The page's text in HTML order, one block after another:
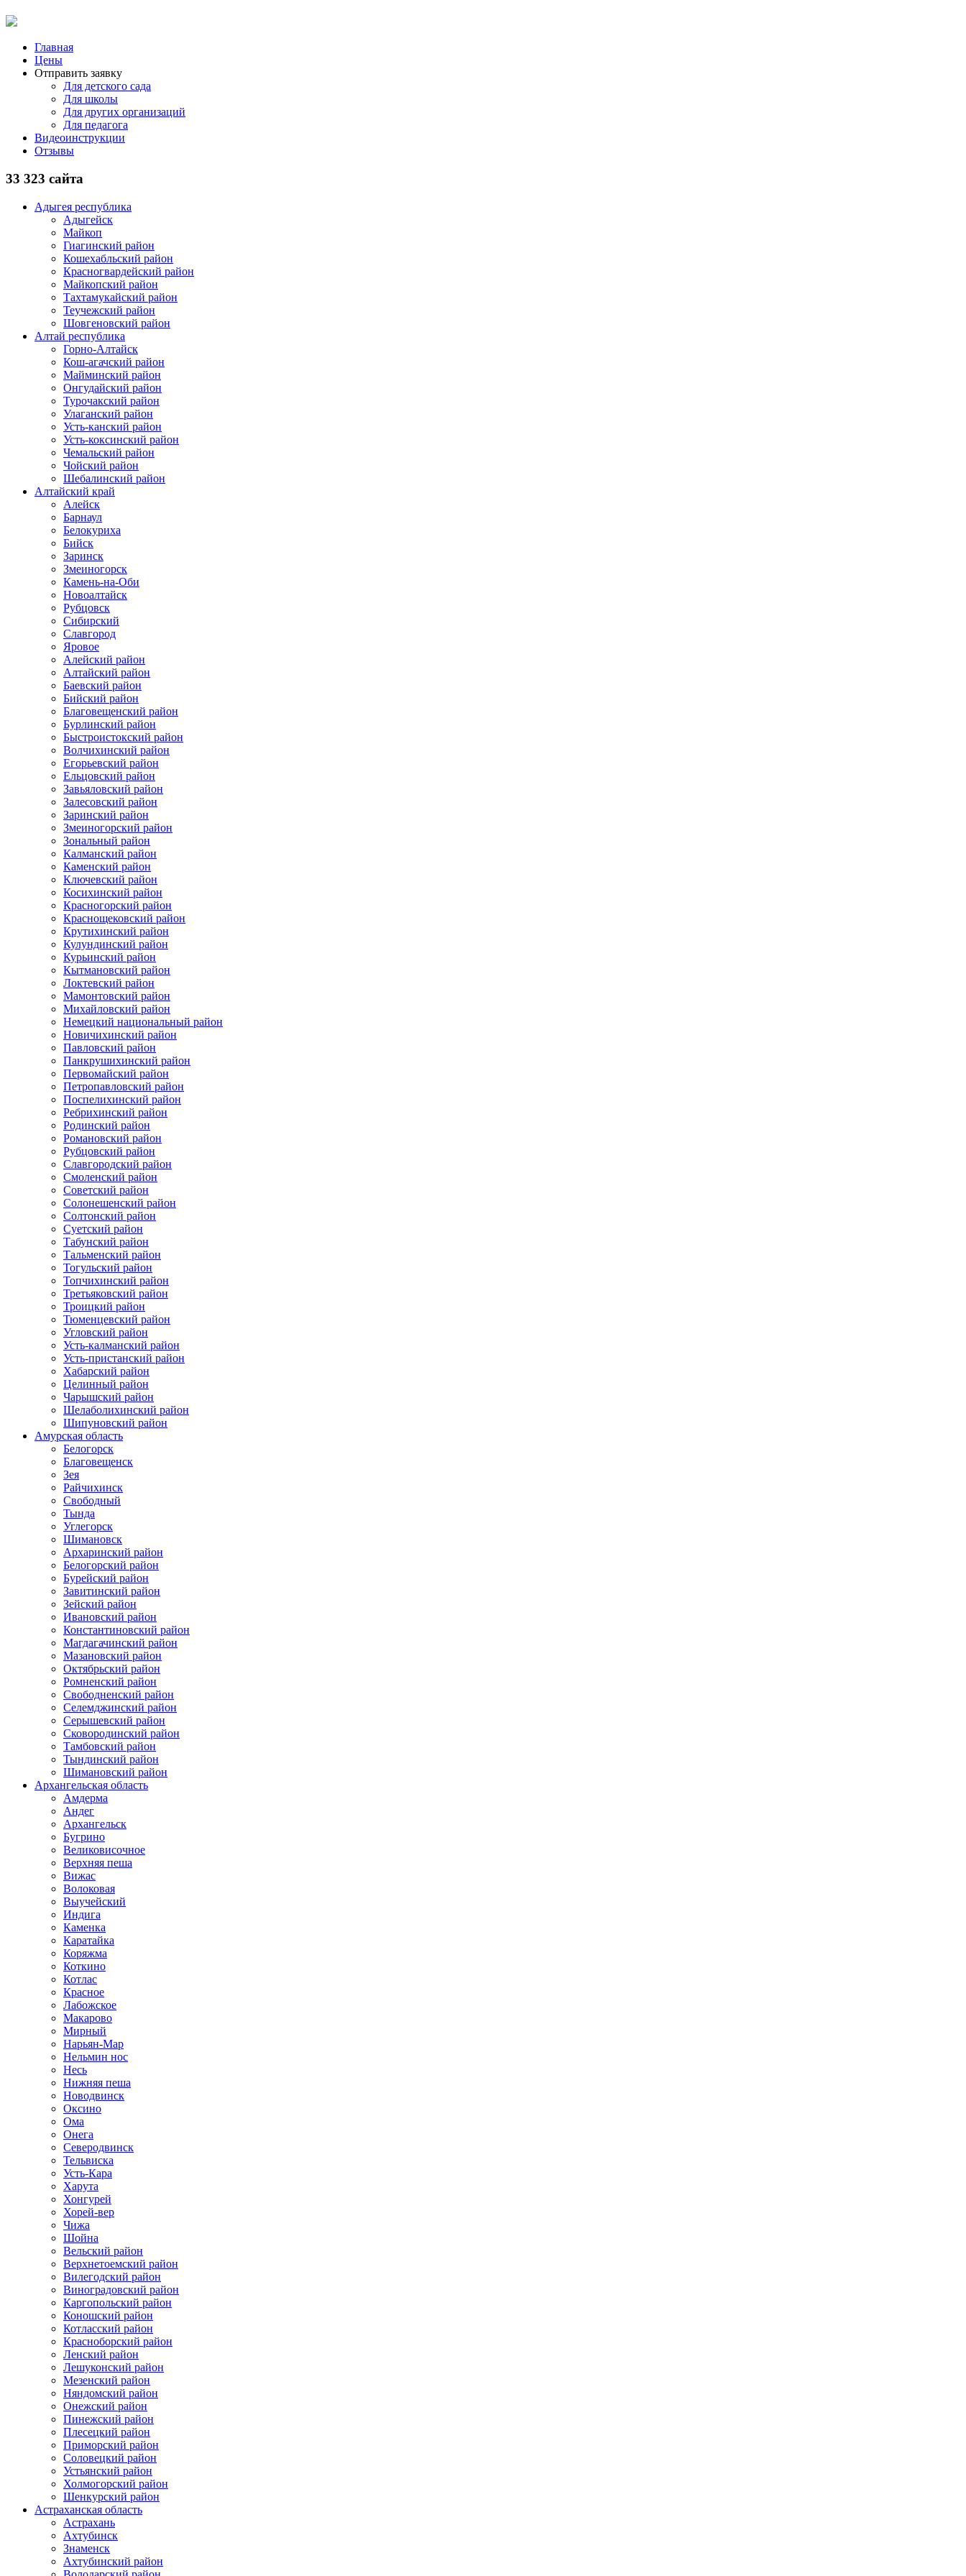
Главная
Цены
Отправить заявку
Для детского сада
Для школы
Для других организаций
Для педагога
Видеоинструкции
Отзывы
33 323 сайта
Адыгея республика
Адыгейск
Майкоп
Гиагинский район
Кошехабльский район
Красногвардейский район
Майкопский район
Тахтамукайский район
Теучежский район
Шовгеновский район
Алтай республика
Горно-Алтайск
Кош-агачский район
Майминский район
Онгудайский район
Турочакский район
Улаганский район
Усть-канский район
Усть-коксинский район
Чемальский район
Чойский район
Шебалинский район
Алтайский край
Алейск
Барнаул
Белокуриха
Бийск
Заринск
Змеиногорск
Камень-на-Оби
Новоалтайск
Рубцовск
Сибирский
Славгород
Яровое
Алейский район
Алтайский район
Баевский район
Бийский район
Благовещенский район
Бурлинский район
Быстроистокский район
Волчихинский район
Егорьевский район
Ельцовский район
Завьяловский район
Залесовский район
Заринский район
Змеиногорский район
Зональный район
Калманский район
Каменский район
Ключевский район
Косихинский район
Красногорский район
Краснощековский район
Крутихинский район
Кулундинский район
Курьинский район
Кытмановский район
Локтевский район
Мамонтовский район
Михайловский район
Немецкий национальный район
Новичихинский район
Павловский район
Панкрушихинский район
Первомайский район
Петропавловский район
Поспелихинский район
Ребрихинский район
Родинский район
Романовский район
Рубцовский район
Славгородский район
Смоленский район
Советский район
Солонешенский район
Солтонский район
Суетский район
Табунский район
Тальменский район
Тогульский район
Топчихинский район
Третьяковский район
Троицкий район
Тюменцевский район
Угловский район
Усть-калманский район
Усть-пристанский район
Хабарский район
Целинный район
Чарышский район
Шелаболихинский район
Шипуновский район
Амурская область
Белогорск
Благовещенск
Зея
Райчихинск
Свободный
Тында
Углегорск
Шимановск
Архаринский район
Белогорский район
Бурейский район
Завитинский район
Зейский район
Ивановский район
Константиновский район
Магдагачинский район
Мазановский район
Октябрьский район
Ромненский район
Свободненский район
Селемджинский район
Серышевский район
Сковородинский район
Тамбовский район
Тындинский район
Шимановский район
Архангельская область
Амдерма
Андег
Архангельск
Бугрино
Великовисочное
Верхняя пеша
Вижас
Волоковая
Выучейский
Индига
Каменка
Каратайка
Коряжма
Коткино
Котлас
Красное
Лабожское
Макарово
Мирный
Нарьян-Мар
Нельмин нос
Несь
Нижняя пеша
Новодвинск
Оксино
Ома
Онега
Северодвинск
Тельвиска
Усть-Кара
Харута
Хонгурей
Хорей-вер
Чижа
Шойна
Вельский район
Верхнетоемский район
Вилегодский район
Виноградовский район
Каргопольский район
Коношский район
Котласский район
Красноборский район
Ленский район
Лешуконский район
Мезенский район
Няндомский район
Онежский район
Пинежский район
Плесецкий район
Приморский район
Соловецкий район
Устьянский район
Холмогорский район
Шенкурский район
Астраханская область
Астрахань
Ахтубинск
Знаменск
Ахтубинский район